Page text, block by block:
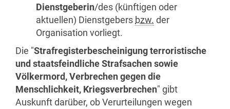
Dienstgeberin/des (künftigen oder
aktuellen) Dienstgebers bzw. der
Organisation vorliegt.
Die "Strafregisterbescheinigung terroristische
und staatsfeindliche Strafsachen sowie
Völkermord, Verbrechen gegen die
Menschlichkeit, Kriegsverbrechen" gibt
Auskunft darüber, ob Verurteilungen wegen